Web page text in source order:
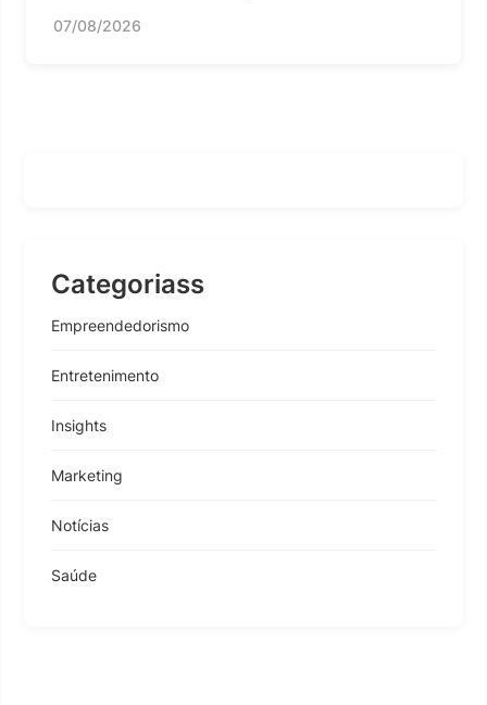
07/08/2026
Categoriass
Empreendedorismo
Entretenimento
Insights
Marketing
Notícias
Saúde